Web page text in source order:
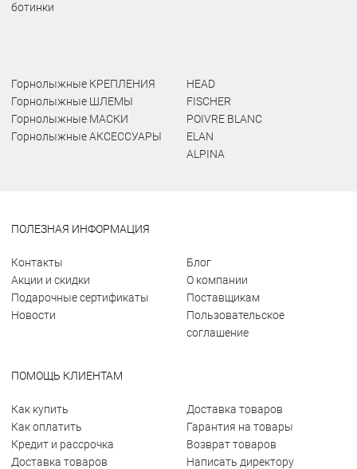
ботинки
Горнолыжные КРЕПЛЕНИЯ
Горнолыжные ШЛЕМЫ
Горнолыжные МАСКИ
Горнолыжные АКСЕССУАРЫ
HEAD
FISCHER
POIVRE BLANC
ELAN
ALPINA
ПОЛЕЗНАЯ ИНФОРМАЦИЯ
Контакты
Акции и скидки
Подарочные сертификаты
Новости
Блог
О компании
Поставщикам
Пользовательское
соглашение
ПОМОЩЬ КЛИЕНТАМ
Как купить
Как оплатить
Кредит и рассрочка
Доставка товаров
Доставка товаров
Гарантия на товары
Возврат товаров
Написать директору